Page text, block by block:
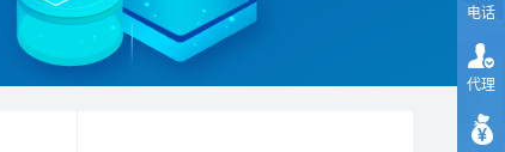
电话
代理